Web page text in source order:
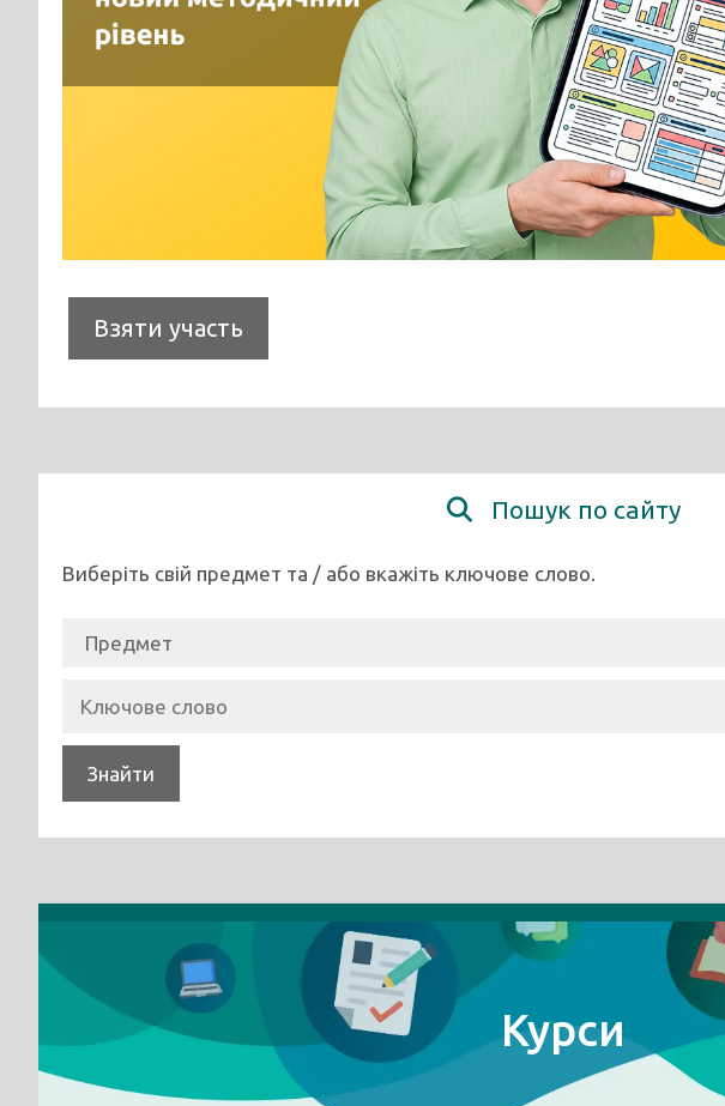
Взяти участь
Пошук по сайту
Виберіть свій предмет та / або вкажіть ключове слово.
Знайти
Курси